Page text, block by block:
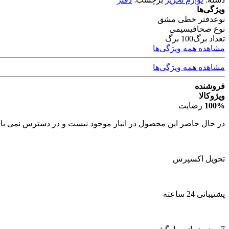
ویژگی‌ها
نوعدفتر خطی مشق
نوع صحافیسیمی
تعداد برگ100 برگ
مشاهده همه ویژگی‌ها
مشاهده همه ویژگی‌ها
فروشنده
ویژوکالا
100% رضایت
در حال حاضر این محصول در انبار موجود نیست و در دسترس نمی
تحویل اکسپرس
پشتیبانی 24 ساعته